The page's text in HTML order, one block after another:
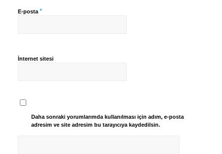
E-posta *
İnternet sitesi
Daha sonraki yorumlarımda kullanılması için adım, e-posta
adresim ve site adresim bu tarayıcıya kaydedilsin.